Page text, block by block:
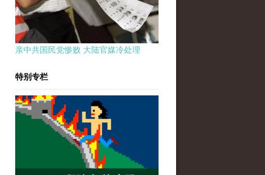
亲中共国民党惨败 大陆官媒冷处理
特别专栏